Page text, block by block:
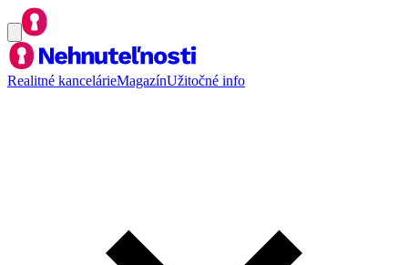
Realitné kancelárieMagazínUžitočné info